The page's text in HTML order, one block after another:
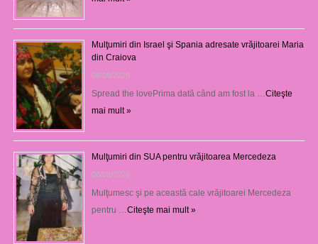
Mulţumiri din Israel şi Spania adresate vrăjitoarei Maria
din Craiova
08/08/2026
Spread the lovePrima dată când am fost la … Citeşte
mai mult »
Mulţumiri din SUA pentru vrăjitoarea Mercedeza
08/08/2026
Mulţumesc şi pe această cale vrăjitoarei Mercedeza
pentru … Citeşte mai mult »